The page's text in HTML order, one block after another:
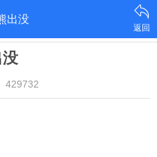
出没
返回
429732